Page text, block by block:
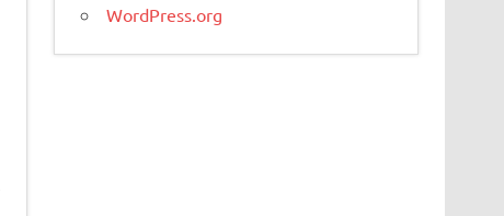
WordPress.org